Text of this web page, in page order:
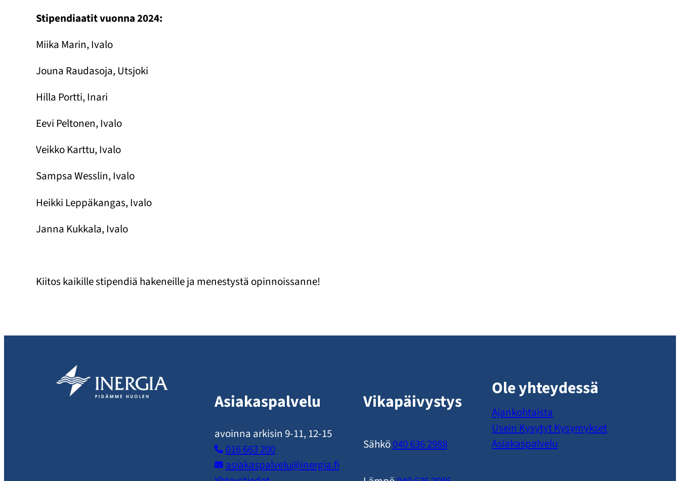
Stipendiaatit vuonna 2024:
Miika Marin, Ivalo
Jouna Raudasoja, Utsjoki
Hilla Portti, Inari
Eevi Peltonen, Ivalo
Veikko Karttu, Ivalo
Sampsa Wesslin, Ivalo
Heikki Leppäkangas, Ivalo
Janna Kukkala, Ivalo
Kiitos kaikille stipendiä hakeneille ja menestystä opinnoissanne!
Asiakaspalvelu
avoinna arkisin 9-11, 12-15
016 663 200
asiakaspalvelu​@inergia.fi
Vikapäivystys
Sähkö040 636 2988
Ole yhteydessä
Ajankohtaista
Usein Kysytyt Kysymykset
Asiakaspalvelu